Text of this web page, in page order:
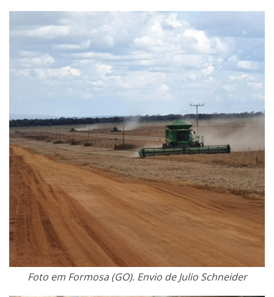
Foto em Formosa (GO). Envio de Julio Schneider​